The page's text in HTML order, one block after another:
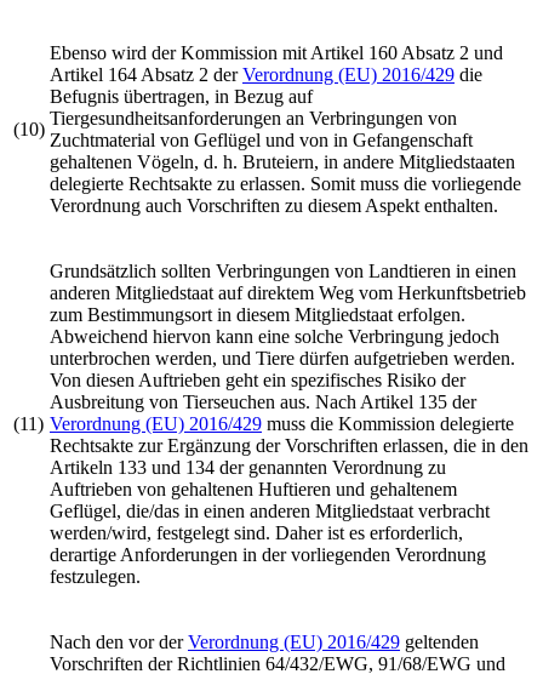
(10)
Ebenso wird der Kommission mit Artikel 160 Absatz 2 und
Artikel 164 Absatz 2 derVerordnung (EU) 2016/429 die
Befugnis übertragen, in Bezug auf
Tiergesundheitsanforderungen an Verbringungen von
Zuchtmaterial von Geflügel und von in Gefangenschaft
gehaltenen Vögeln, d. h. Bruteiern, in andere Mitgliedstaaten
delegierte Rechtsakte zu erlassen. Somit muss die vorliegende
Verordnung auch Vorschriften zu diesem Aspekt enthalten.
(11)
Grundsätzlich sollten Verbringungen von Landtieren in einen
anderen Mitgliedstaat auf direktem Weg vom Herkunftsbetrieb
zum Bestimmungsort in diesem Mitgliedstaat erfolgen.
Abweichend hiervon kann eine solche Verbringung jedoch
unterbrochen werden, und Tiere dürfen aufgetrieben werden.
Von diesen Auftrieben geht ein spezifisches Risiko der
Ausbreitung von Tierseuchen aus. Nach Artikel 135 der
Verordnung (EU) 2016/429 muss die Kommission delegierte
Rechtsakte zur Ergänzung der Vorschriften erlassen, die in den
Artikeln 133 und 134 der genannten Verordnung zu
Auftrieben von gehaltenen Huftieren und gehaltenem
Geflügel, die/das in einen anderen Mitgliedstaat verbracht
werden/wird, festgelegt sind. Daher ist es erforderlich,
derartige Anforderungen in der vorliegenden Verordnung
festzulegen.
Nach den vor derVerordnung (EU) 2016/429 geltenden
Vorschriften der Richtlinien 64/432/EWG, 91/68/EWG und